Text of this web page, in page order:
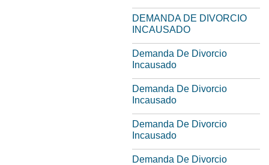
DEMANDA DE DIVORCIO
INCAUSADO
Demanda De Divorcio
Incausado
Demanda De Divorcio
Incausado
Demanda De Divorcio
Incausado
Demanda De Divorcio